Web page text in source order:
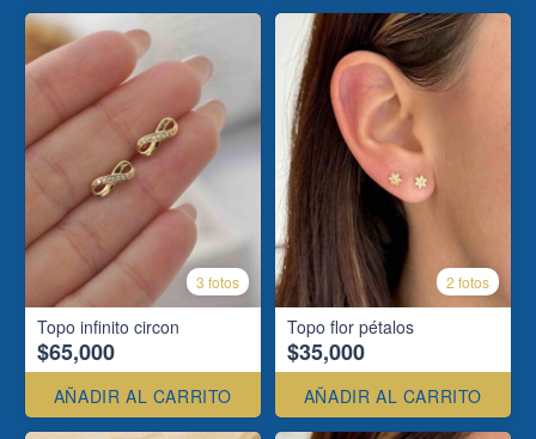
3 fotos
Topo infinito circon
$65,000
AÑADIR AL CARRITO
2 fotos
Topo flor pétalos
$35,000
AÑADIR AL CARRITO